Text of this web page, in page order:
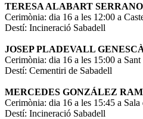
TERESA ALABART SERRANO
Cerimònia: dia 16 a les 12:00 a
Destí: Incineració Sabadell
JOSEP PLADEVALL
Cerimònia: dia 16 a les 15:00 a
Destí: Cementiri de Sabadell
MERCEDES GONZÁLEZ
Cerimònia: dia 16 a les 15:45 a Sala
Destí: Incineració Sabadell